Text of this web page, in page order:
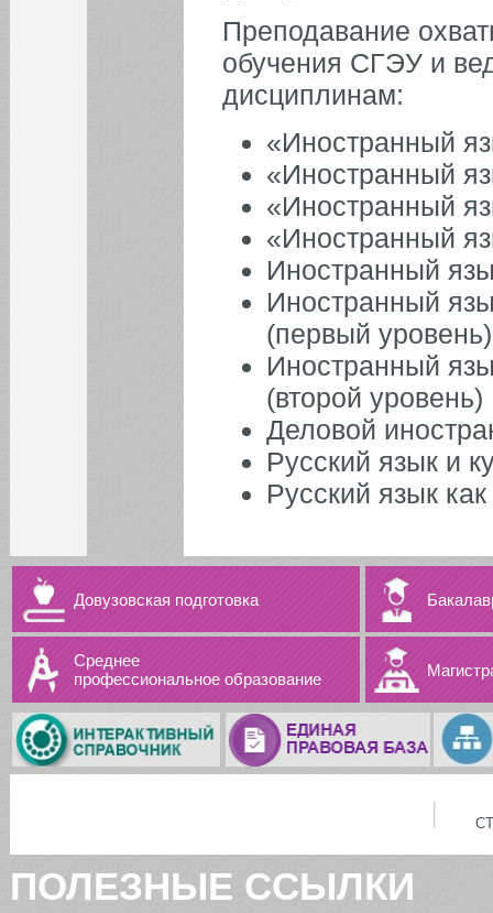
Преподавание
обучения СГЭУ и
дисциплинам:
«Иностранный
«Иностранный
«Иностранный
«Иностранный
Иностранный
Иностранный
(первый уровень)
Иностранный
(второй уровень)
Деловой
Русский язык и
Русский язык
Довузовская подготовка
Среднее
профессиональное образование
ПОЛЕЗНЫЕ ССЫЛКИ